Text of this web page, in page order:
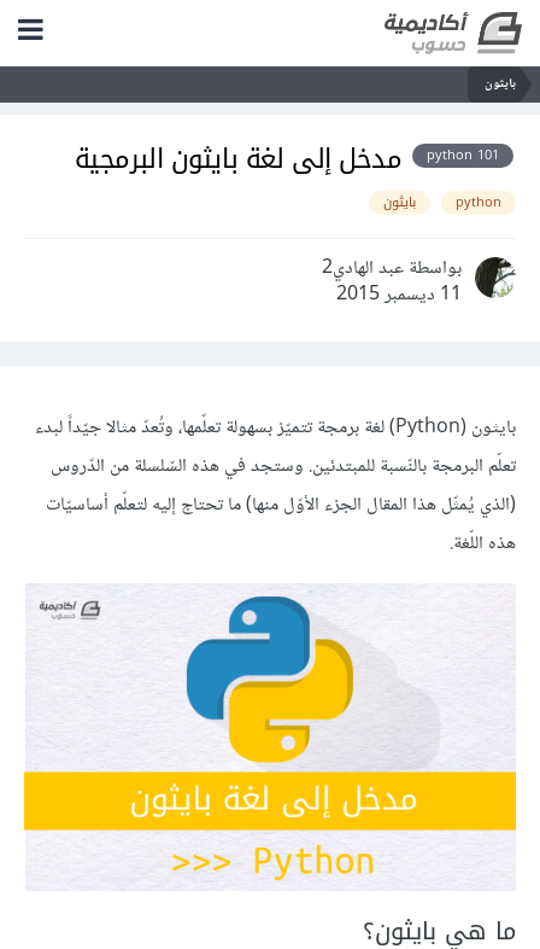
بايثون
python 101 مدخل إلى لغة بايثون البرمجية
python بايثون
بواسطة عبد الهادي2
11 ديسمبر 2015
بايثون (Python) لغة برمجة تتميّز بسهولة تعلّمها، وتُعدّ مثالا جيّداً لبدء
تعلّم البرمجة بالنّسبة للمبتدئين. وستجد في هذه السّلسلة من الدّروس
(الذي يُمثّل هذا المقال الجزء الأوّل منها) ما تحتاج إليه لتعلّم أساسيّات
هذه اللّغة.
ما هي بايثون؟